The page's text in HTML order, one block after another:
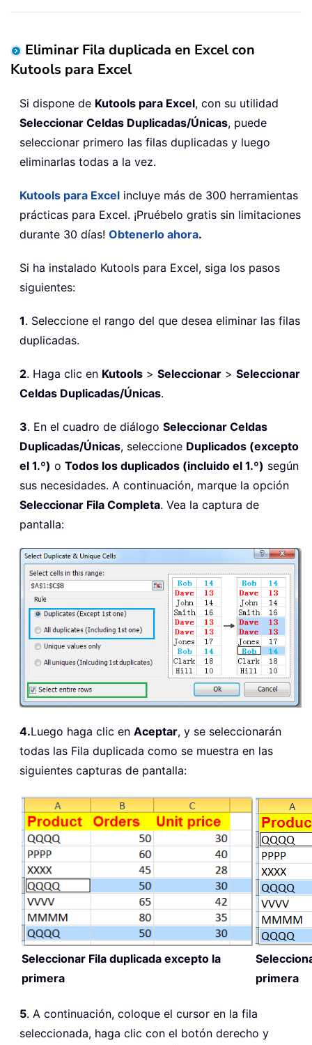
Eliminar Fila duplicada en Excel con
Kutools para Excel
Si dispone de Kutools para Excel, con su utilidad
Seleccionar Celdas Duplicadas/Únicas, puede
seleccionar primero las filas duplicadas y luego
eliminarlas todas a la vez.
Kutools para Excel incluye más de 300 herramientas
prácticas para Excel. ¡Pruébelo gratis sin limitaciones
durante 30 días! Obtenerlo ahora.
Si ha instalado Kutools para Excel, siga los pasos
siguientes:
1. Seleccione el rango del que desea eliminar las filas
duplicadas.
2. Haga clic en Kutools > Seleccionar > Seleccionar
Celdas Duplicadas/Únicas.
3. En el cuadro de diálogo Seleccionar Celdas
Duplicadas/Únicas, seleccione Duplicados (excepto
el 1.º) o Todos los duplicados (incluido el 1.º) según
sus necesidades. A continuación, marque la opción
Seleccionar Fila Completa. Vea la captura de
pantalla:
4.Luego haga clic en Aceptar, y se seleccionarán
todas las Fila duplicada como se muestra en las
siguientes capturas de pantalla:
Seleccionar Fila duplicada excepto la
primera
primera
5. A continuación, coloque el cursor en la fila
seleccionada, haga clic con el botón derecho y